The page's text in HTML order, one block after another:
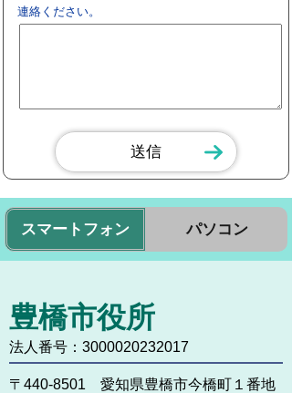
連絡ください。
スマートフォン パソコン
豊橋市役所
法人番号：3000020232017
〒440-8501 愛知県豊橋市今橋町１番地